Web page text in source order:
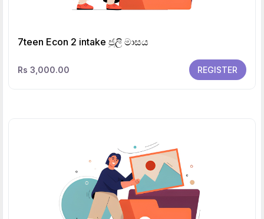
7teen Econ 2 intake ජුලි මාසය
Rs 3,000.00 REGISTER